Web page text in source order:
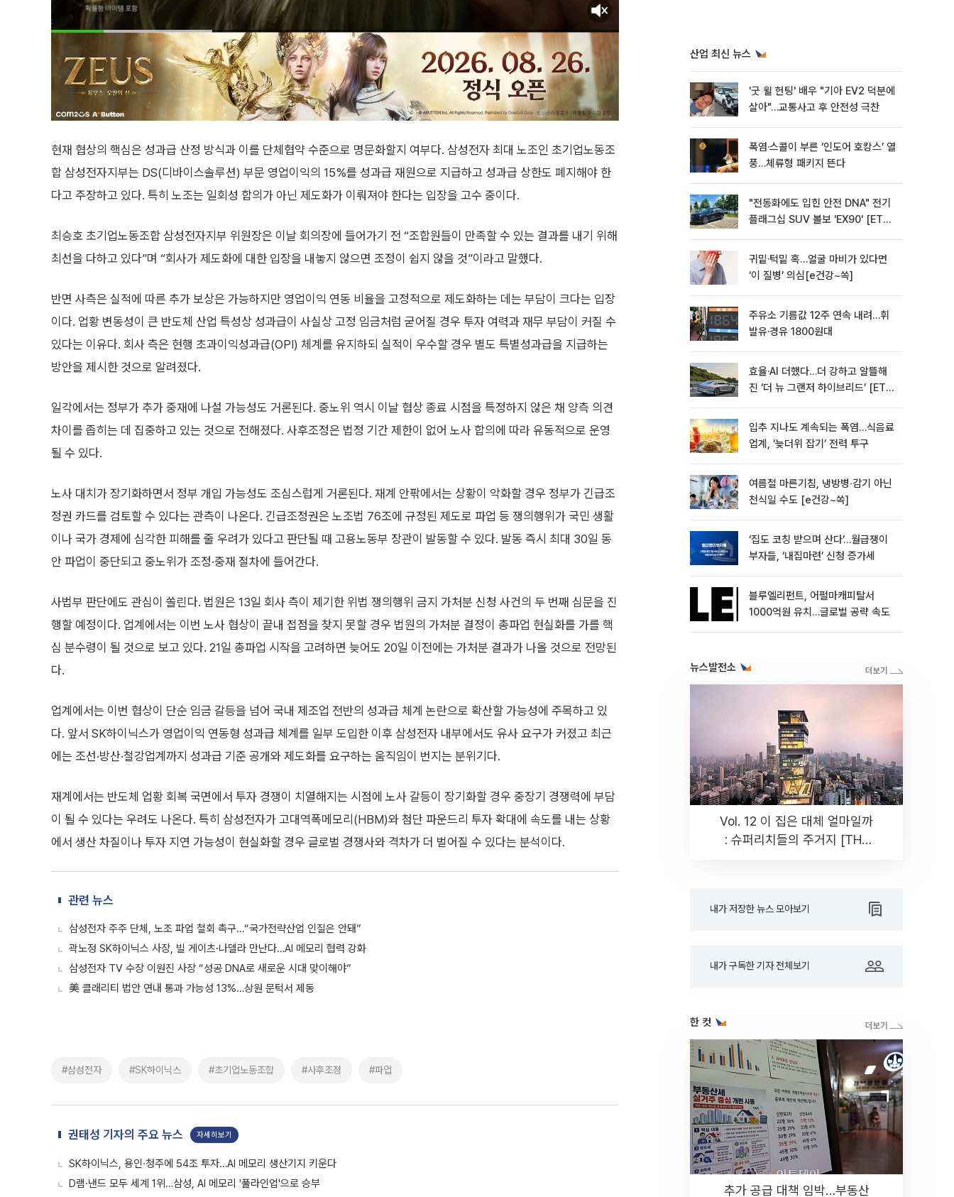
현재 협상의 핵심은 성과급 산정 방식과 이를 단체협약 수준으로 명문화할지 여부다. 삼성전자 최대 노조인 초기업노동조
합 삼성전자지부는 DS(디바이스솔루션) 부문 영업이익의 15%를 성과급 재원으로 지급하고 성과급 상한도 폐지해야 한
다고 주장하고 있다. 특히 노조는 일회성 합의가 아닌 제도화가 이뤄져야 한다는 입장을 고수 중이다.
최승호 초기업노동조합 삼성전자지부 위원장은 이날 회의장에 들어가기 전 “조합원들이 만족할 수 있는 결과를 내기 위해
최선을 다하고 있다”며 “회사가 제도화에 대한 입장을 내놓지 않으면 조정이 쉽지 않을 것”이라고 말했다.
반면 사측은 실적에 따른 추가 보상은 가능하지만 영업이익 연동 비율을 고정적으로 제도화하는 데는 부담이 크다는 입장
이다. 업황 변동성이 큰 반도체 산업 특성상 성과급이 사실상 고정 임금처럼 굳어질 경우 투자 여력과 재무 부담이 커질 수
있다는 이유다. 회사 측은 현행 초과이익성과급(OPI) 체계를 유지하되 실적이 우수할 경우 별도 특별성과급을 지급하는
방안을 제시한 것으로 알려졌다.
일각에서는 정부가 추가 중재에 나설 가능성도 거론된다. 중노위 역시 이날 협상 종료 시점을 특정하지 않은 채 양측 의견
차이를 좁히는 데 집중하고 있는 것으로 전해졌다. 사후조정은 법정 기간 제한이 없어 노사 합의에 따라 유동적으로 운영
될 수 있다.
노사 대치가 장기화하면서 정부 개입 가능성도 조심스럽게 거론된다. 재계 안팎에서는 상황이 악화할 경우 정부가 긴급조
정권 카드를 검토할 수 있다는 관측이 나온다. 긴급조정권은 노조법 76조에 규정된 제도로 파업 등 쟁의행위가 국민 생활
이나 국가 경제에 심각한 피해를 줄 우려가 있다고 판단될 때 고용노동부 장관이 발동할 수 있다. 발동 즉시 최대 30일 동
안 파업이 중단되고 중노위가 조정·중재 절차에 들어간다.
사법부 판단에도 관심이 쏠린다. 법원은 13일 회사 측이 제기한 위법 쟁의행위 금지 가처분 신청 사건의 두 번째 심문을 진
행할 예정이다. 업계에서는 이번 노사 협상이 끝내 접점을 찾지 못할 경우 법원의 가처분 결정이 총파업 현실화를 가를 핵
심 분수령이 될 것으로 보고 있다. 21일 총파업 시작을 고려하면 늦어도 20일 이전에는 가처분 결과가 나올 것으로 전망된
다.
업계에서는 이번 협상이 단순 임금 갈등을 넘어 국내 제조업 전반의 성과급 체계 논란으로 확산할 가능성에 주목하고 있
다. 앞서 SK하이닉스가 영업이익 연동형 성과급 체계를 일부 도입한 이후 삼성전자 내부에서도 유사 요구가 커졌고 최근
에는 조선·방산·철강업계까지 성과급 기준 공개와 제도화를 요구하는 움직임이 번지는 분위기다.
재계에서는 반도체 업황 회복 국면에서 투자 경쟁이 치열해지는 시점에 노사 갈등이 장기화할 경우 중장기 경쟁력에 부담
이 될 수 있다는 우려도 나온다. 특히 삼성전자가 고대역폭메모리(HBM)와 첨단 파운드리 투자 확대에 속도를 내는 상황
에서 생산 차질이나 투자 지연 가능성이 현실화할 경우 글로벌 경쟁사와 격차가 더 벌어질 수 있다는 분석이다.
관련 뉴스
삼성전자 주주 단체, 노조 파업 철회 촉구…“국가전략산업 인질은 안돼”
곽노정 SK하이닉스 사장, 빌 게이츠·나델라 만난다…AI 메모리 협력 강화
삼성전자 TV 수장 이원진 사장 “성공 DNA로 새로운 시대 맞이해야”
美 클래리티 법안 연내 통과 가능성 13%…상원 문턱서 제동
#삼성전자 #SK하이닉스 #초기업노동조합 #사후조정 #파업
권태성 기자의 주요 뉴스 자세히보기
SK하이닉스, 용인·청주에 54조 투자…AI 메모리 생산기지 키운다
D램·낸드 모두 세계 1위…삼성, AI 메모리 '풀라인업'으로 승부
산업 최신 뉴스
'굿 윌 헌팅' 배우 "기아 EV2 덕분에
살아"…교통사고 후 안전성 극찬
폭염·스콜이 부른 ‘인도어 호캉스’ 열
풍…체류형 패키지 뜬다
"전동화에도 입힌 안전 DNA" 전기
플래그십 SUV 볼보 'EX90' [ET의
귀밑·턱밑 혹…얼굴 마비가 있다면
‘이 질병’ 의심[e건강~쏙]
주유소 기름값 12주 연속 내려…휘
발유·경유 1800원대
효율·AI 더했다…더 강하고 알뜰해
진 ‘더 뉴 그랜저 하이브리드’ [ET의
입추 지나도 계속되는 폭염…식음료
업계, ‘늦더위 잡기’ 전력 투구
여름철 마른기침, 냉방병‧감기 아닌
천식일 수도 [e건강~쏙]
‘집도 코칭 받으며 산다’…월급쟁이
부자들, ‘내집마련’ 신청 증가세
블루엘리펀트, 어펄마캐피탈서
1000억원 유치…글로벌 공략 속도
뉴스발전소
Vol. 12 이 집은 대체 얼마일까
: 슈퍼리치들의 주거지 [THE
내가 저장한 뉴스 모아보기
내가 구독한 기자 전체보기
한 컷
추가 공급 대책 임박…부동산